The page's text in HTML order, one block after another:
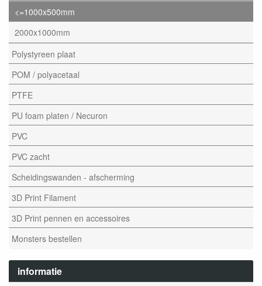
<=1000x500mm
2000x1000mm
Polystyreen plaat
POM / polyacetaal
PTFE
PU foam platen / Necuron
PVC
PVC zacht
Scheidingswanden - afscherming
3D Print Filament
3D Print pennen en accessoires
Monsters bestellen
informatie